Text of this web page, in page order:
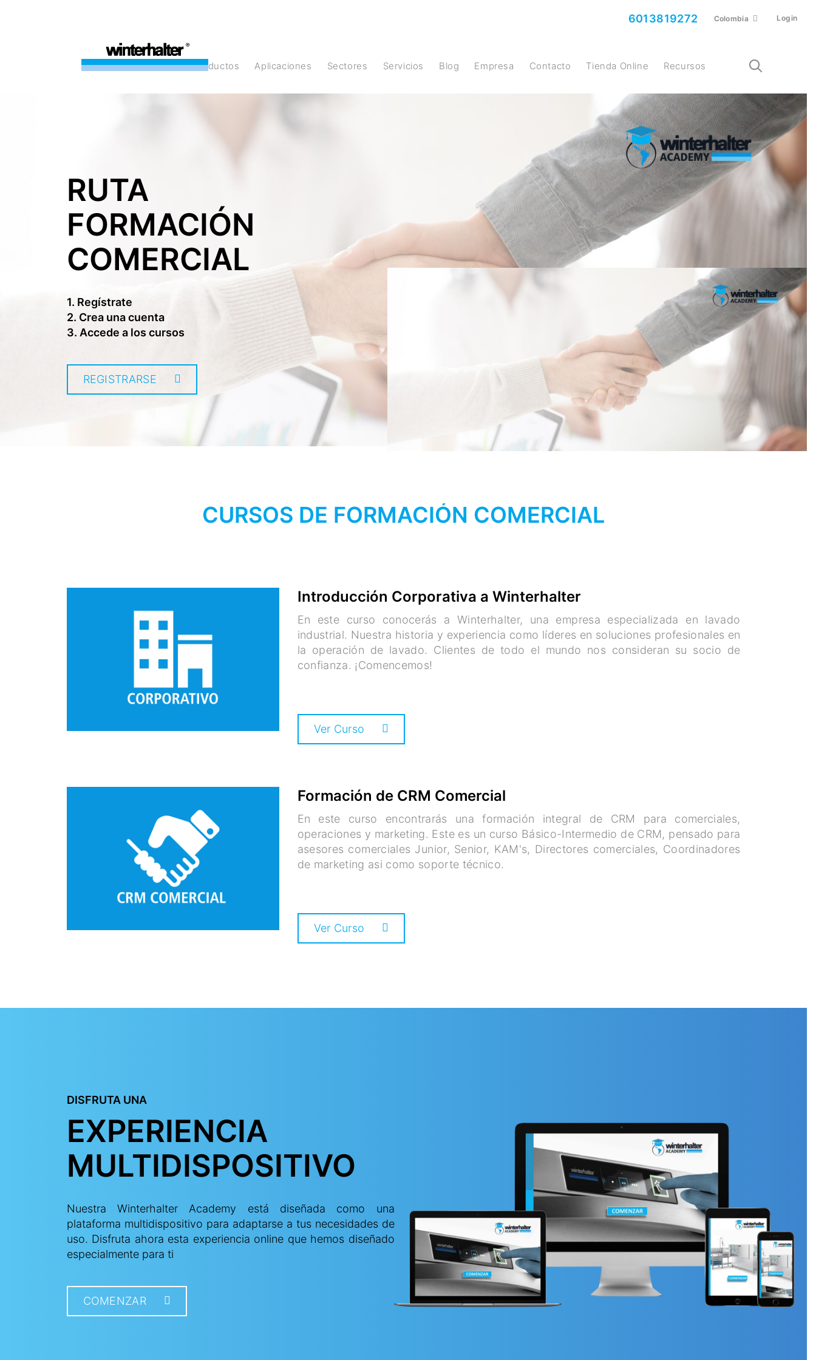
6013819272 Colombia Login
Productos Aplicaciones Sectores Servicios Blog Empresa Contacto Tienda Online Recursos
RUTA
FORMACIÓN
COMERCIAL
1. Regístrate
2. Crea una cuenta
3. Accede a los cursos
REGISTRARSE
CURSOS DE FORMACIÓN COMERCIAL
Introducción Corporativa a Winterhalter
En este curso conocerás a Winterhalter, una empresa especializada en lavado
industrial. Nuestra historia y experiencia como líderes en soluciones profesionales en
la operación de lavado. Clientes de todo el mundo nos consideran su socio de
confianza. ¡Comencemos!
Ver Curso
Formación de CRM Comercial
En este curso encontrarás una formación integral de CRM para comerciales,
operaciones y marketing. Este es un curso Básico-Intermedio de CRM, pensado para
asesores comerciales Junior, Senior, KAM's, Directores comerciales, Coordinadores
de marketing asi como soporte técnico.
Ver Curso
DISFRUTA UNA
EXPERIENCIA
MULTIDISPOSITIVO
Nuestra Winterhalter Academy está diseñada como una
plataforma multidispositivo para adaptarse a tus necesidades de
uso. Disfruta ahora esta experiencia online que hemos diseñado
especialmente para ti
COMENZAR